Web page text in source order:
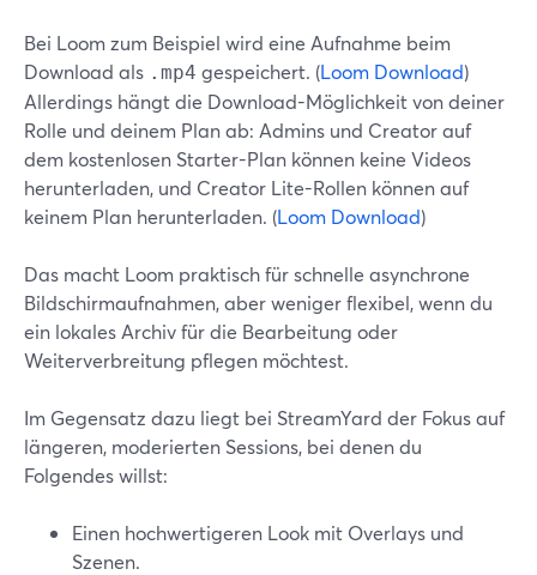
Bei Loom zum Beispiel wird eine Aufnahme beim
Download als .mp4 gespeichert. (Loom Download)
Allerdings hängt die Download-Möglichkeit von deiner
Rolle und deinem Plan ab: Admins und Creator auf
dem kostenlosen Starter-Plan können keine Videos
herunterladen, und Creator Lite-Rollen können auf
keinem Plan herunterladen. (Loom Download)
Das macht Loom praktisch für schnelle asynchrone
Bildschirmaufnahmen, aber weniger flexibel, wenn du
ein lokales Archiv für die Bearbeitung oder
Weiterverbreitung pflegen möchtest.
Im Gegensatz dazu liegt bei StreamYard der Fokus auf
längeren, moderierten Sessions, bei denen du
Folgendes willst:
Einen hochwertigeren Look mit Overlays und
Szenen.